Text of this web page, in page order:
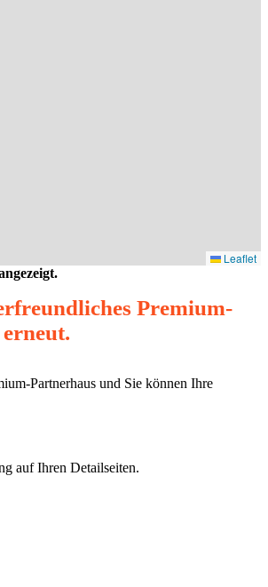
Leaflet
Premium-
Partnerhaus und Sie können Ihre
auf Ihren Detailseiten.